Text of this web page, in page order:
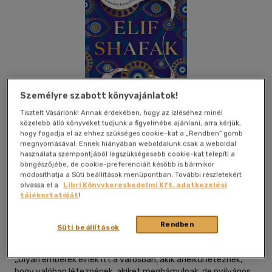
Beleolvasok Kívánságlistához adom Megosztom
Európa Könyvkiadó|2026 magyar nyelvű
,,Olyan emberek élnek itt a városban, akik anélkül léteznek,
Személyre szabott könyvajánlatok!
Tisztelt Vásárlónk! Annak érdekében, hogy az ízléséhez minél
közelebb álló könyveket tudjunk a figyelmébe ajánlani, arra kérjük,
hogy fogadja el az ehhez szükséges cookie-kat a „Rendben” gomb
megnyomásával. Ennek hiányában weboldalunk csak a weboldal
használata szempontjából legszükségesebb cookie-kat telepíti a
böngészőjébe, de cookie-preferenciáit később is bármikor
módosíthatja a Süti beállítások menüpontban. További részletekért
olvassa el a
Libri Könyvkereskedelmi Kft. adatkezelési
tájékoztatóját!
Rendben
Süti beállítások